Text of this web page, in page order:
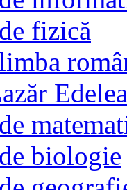
fizică
biologie